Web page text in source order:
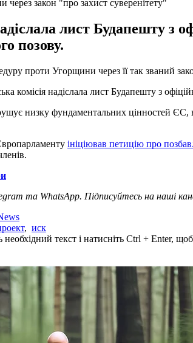
закон "про захист суверенітету"
лист Будапешту
позову.
проти Угорщини через її так званий
комісія надіслала лист Будапешту з
низку фундаментальних цінностей
ініціював петицію про
та WhatsApp. Підписуйтесь на наші
, иск
текст і натисніть Ctrl + Enter,